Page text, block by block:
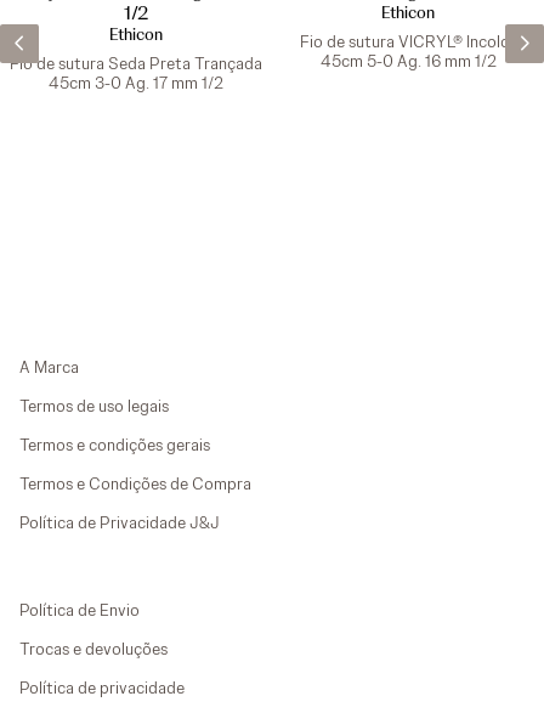
Ethicon
Fio de sutura Seda Preta Trançada
45cm 3-0 Ag. 17 mm 1/2
Ethicon
Fio de sutura VICRYL® Incolor
45cm 5-0 Ag. 16 mm 1/2
A Marca
Termos de uso legais
Termos e condições gerais
Termos e Condições de Compra
Política de Privacidade J&J
Política de Envio
Trocas e devoluções
Política de privacidade